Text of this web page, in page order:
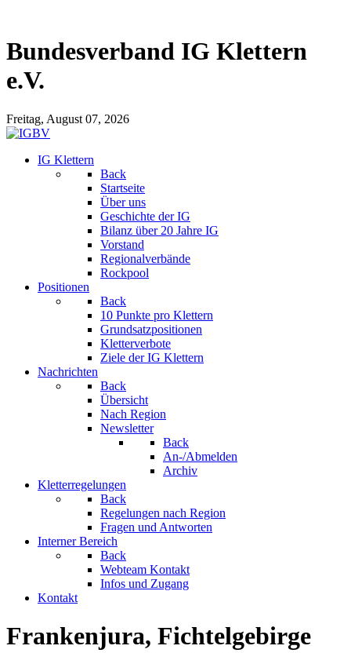
Bundesverband IG Klettern
e.V.
Freitag, August 07, 2026
IG Klettern
Back
Startseite
Über uns
Geschichte der IG
Bilanz über 20 Jahre IG
Vorstand
Regionalverbände
Rockpool
Positionen
Back
10 Punkte pro Klettern
Grundsatzpositionen
Kletterverbote
Ziele der IG Klettern
Nachrichten
Back
Übersicht
Nach Region
Newsletter
Back
An-/Abmelden
Archiv
Kletterregelungen
Back
Regelungen nach Region
Fragen und Antworten
Interner Bereich
Back
Webteam Kontakt
Infos und Zugang
Kontakt
Frankenjura, Fichtelgebirge